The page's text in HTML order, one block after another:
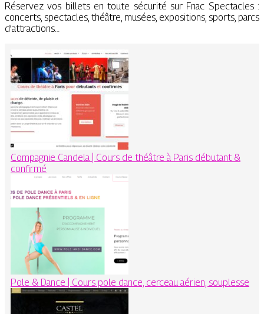
Réservez vos billets en toute sécurité sur Fnac Spectacles :
concerts, spectacles, théâtre, musées, expositions, sports, parcs
d’attractions…
Compagnie Candela | Cours de théâtre à Paris débutant &
confirmé
Pole & Dance | Cours pole dance, cerceau aérien, souplesse